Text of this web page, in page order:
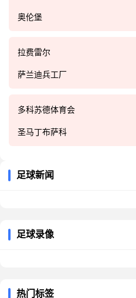
奥伦堡
拉费雷尔
萨兰迪兵工厂
多科苏德体育会
圣马丁布萨科
足球新闻
足球录像
热门标签